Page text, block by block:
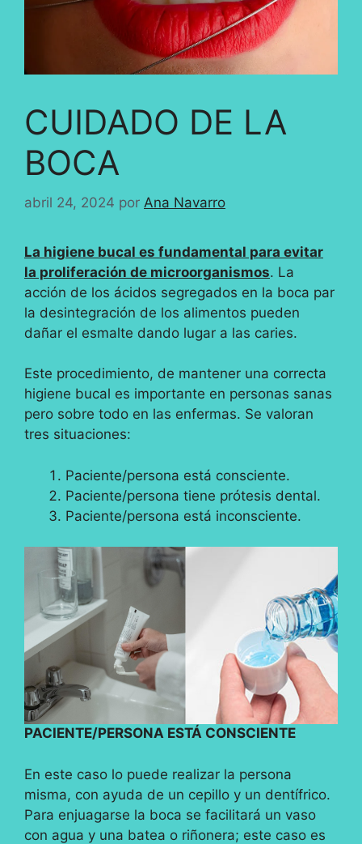
CUIDADO DE LA
BOCA
abril 24, 2024 por Ana Navarro
La higiene bucal es fundamental para evitar
la proliferación de microorganismos. La
acción de los ácidos segregados en la boca par
la desintegración de los alimentos pueden
dañar el esmalte dando lugar a las caries.
Este procedimiento, de mantener una correcta
higiene bucal es importante en personas sanas
pero sobre todo en las enfermas. Se valoran
tres situaciones:
Paciente/persona está consciente.
Paciente/persona tiene prótesis dental.
Paciente/persona está inconsciente.
PACIENTE/PERSONA ESTÁ CONSCIENTE
En este caso lo puede realizar la persona
misma, con ayuda de un cepillo y un dentífrico.
Para enjuagarse la boca se facilitará un vaso
con agua y una batea o riñonera; este caso es